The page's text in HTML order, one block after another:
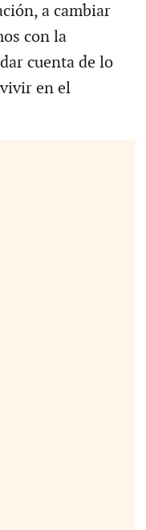
a cambiar
con la
cuenta de lo
en el